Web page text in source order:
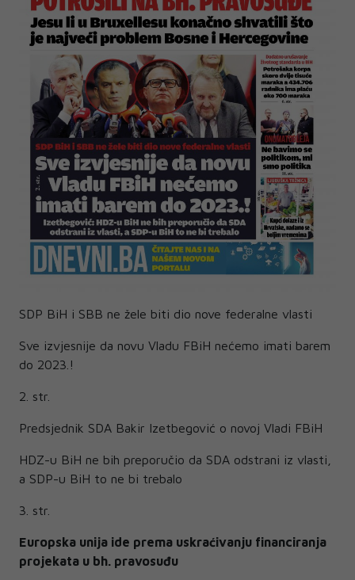
SDP BiH i SBB ne žele biti dio nove federalne vlasti
Sve izvjesnije da novu Vladu FBiH nećemo imati barem
do 2023.!
2. str.
Predsjednik SDA Bakir Izetbegović o novoj Vladi FBiH
HDZ-u BiH ne bih preporučio da SDA odstrani iz vlasti,
a SDP-u BiH to ne bi trebalo
3. str.
Europska unija ide prema uskraćivanju financiranja
projekata u bh. pravosuđu